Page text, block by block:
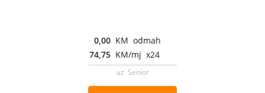
0,00 KM odmah
74,75 KM/mj x24
uz Senior